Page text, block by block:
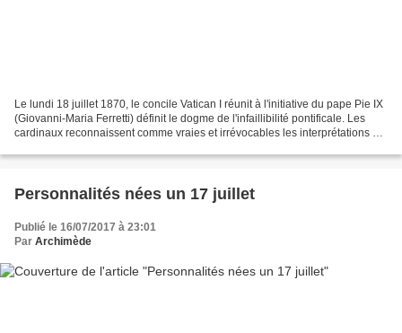
Le lundi 18 juillet 1870, le concile Vatican I réunit à l'initiative du pape Pie IX
(Giovanni-Maria Ferretti) définit le dogme de l'infaillibilité pontificale. Les
cardinaux reconnaissent comme vraies et irrévocables les interprétations du
Personnalités nées un 17 juillet
Publié le 16/07/2017 à 23:01
Par Archimède